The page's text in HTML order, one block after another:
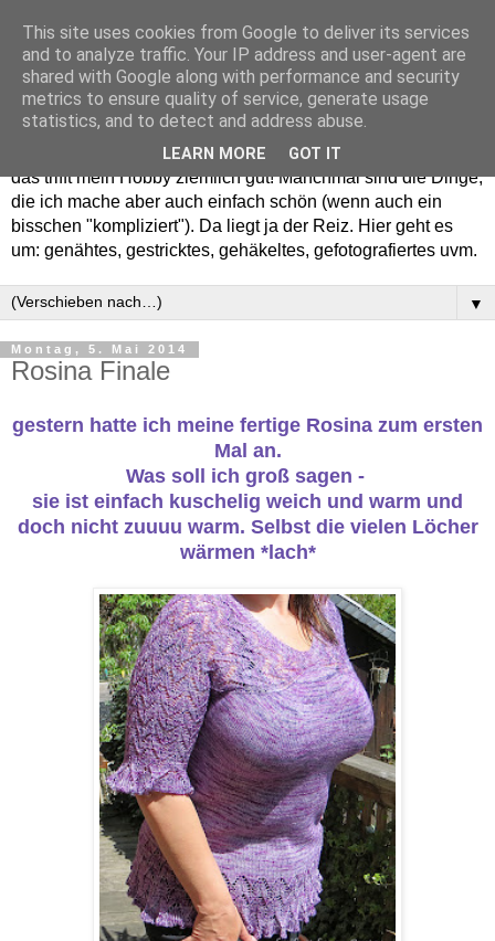
Willkommen in meinem "Wohnzimmer". Einfach und schön -
das trifft mein Hobby ziemlich gut! Manchmal sind die Dinge,
die ich mache aber auch einfach schön (wenn auch ein
bisschen "kompliziert"). Da liegt ja der Reiz. Hier geht es
um: genähtes, gestricktes, gehäkeltes, gefotografiertes uvm.
▼
Montag, 5. Mai 2014
Rosina Finale
gestern hatte ich meine fertige Rosina zum ersten
Mal an.
Was soll ich groß sagen -
sie ist einfach kuschelig weich und warm und
doch nicht zuuuu warm. Selbst die vielen Löcher
wärmen *lach*
This site uses cookies from Google to deliver its services
and to analyze traffic. Your IP address and user-agent are
shared with Google along with performance and security
metrics to ensure quality of service, generate usage
statistics, and to detect and address abuse.
LEARN MORE GOT IT